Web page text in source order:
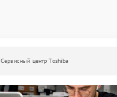
Сервисный центр Toshiba